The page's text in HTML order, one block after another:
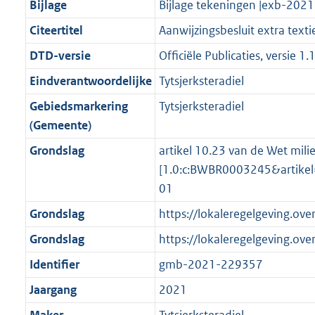
n
f
o
r
m
a
a
M
b
i
n
f
o
r
m
a
M
e
i
n
f
o
r
m
K
i
e
i
n
f
o
r
t
2
K
b
r
o
o
t
t
e
:
3
K
g
r
o
o
t
t
e
3
b
Bijlage
Bijlage tekeningen |exb-
Citeertitel
Aanwijzingsbesluit extra
DTD-versie
Officiële Publicaties, versie 1.1
Eindverantwoordelijke Tytsjerksteradiel
Gebiedsmarkering
(Gemeente)
Tytsjerksteradiel
Grondslag
artikel 10.23 van de Wet
01
Grondslag
https://
Grondslag
https://
Identifier
gmb-2021-229357
Jaargang
2021